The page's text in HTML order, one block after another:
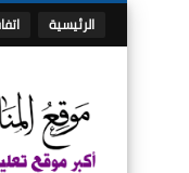
الرئيسية